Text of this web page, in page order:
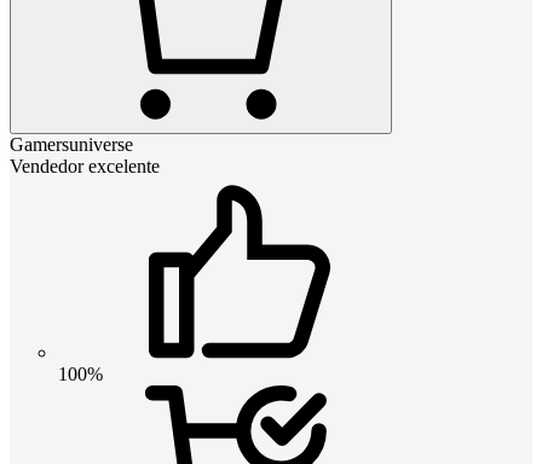
Gamersuniverse
Vendedor excelente
100%